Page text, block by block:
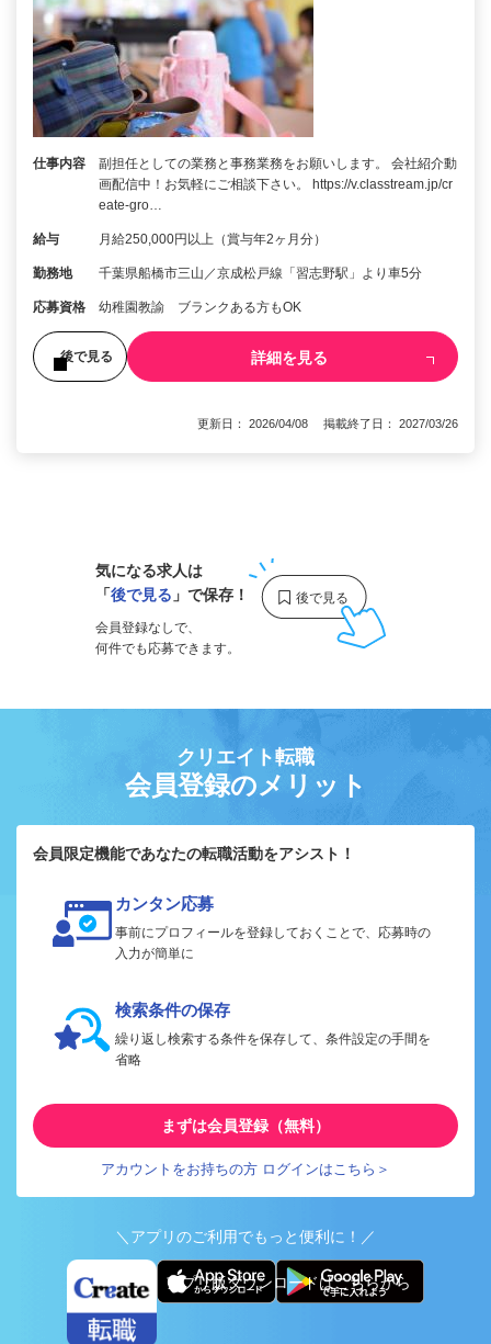
仕事内容
副担任としての業務と事務業務をお願いします。 会社紹介動
画配信中！お気軽にご相談下さい。 https://v.classtream.jp/cr
eate-gro…
給与 月給250,000円以上（賞与年2ヶ月分）
勤務地 千葉県船橋市三山／京成松戸線「習志野駅」より車5分
応募資格 幼稚園教諭 ブランクある方もOK
後で見る 詳細を見る
更新日： 2026/04/08 掲載終了日： 2027/03/26
気になる求人は
「後で見る 」で保存！
会員登録なしで、
何件でも応募できます。
クリエイト転職
会員登録のメリット
会員限定機能であなたの転職活動をアシスト！
カンタン応募
事前にプロフィールを登録しておくことで、応募時の
入力が簡単に
検索条件の保存
繰り返し検索する条件を保存して、条件設定の手間を
省略
まずは会員登録（無料）
アカウントをお持ちの方 ログインはこちら＞
＼アプリのご利用でもっと便利に！／
アプリ版ダウンロードはこちらから